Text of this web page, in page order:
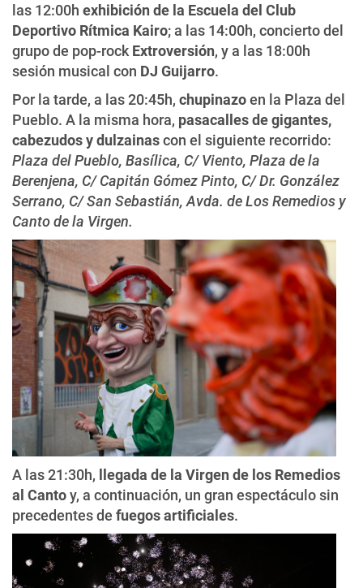
las 12:00h exhibición de la Escuela del Club
Deportivo Rítmica Kairo; a las 14:00h, concierto del
grupo de pop-rock Extroversión, y a las 18:00h
sesión musical con DJ Guijarro.
Por la tarde, a las 20:45h, chupinazoen la Plaza del
Pueblo. A la misma hora, pasacallesde gigantes,
cabezudos y dulzainascon el siguiente recorrido:
Plaza del Pueblo, Basílica, C/ Viento, Plaza de la
Berenjena, C/ Capitán Gómez Pinto, C/ Dr. González
Serrano, C/ San Sebastián, Avda. de Los Remedios y
Canto de la Virgen.
A las 21:30h, llegada de la Virgen de los Remedios
al Cantoy, a continuación, un gran espectáculo sin
precedentes de fuegos artificiales.